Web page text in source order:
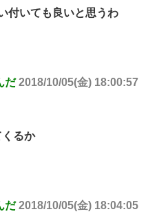
付いても良いと思うわ
だ 2018/10/05(金) 18:00:57
るか
だ 2018/10/05(金) 18:04:05